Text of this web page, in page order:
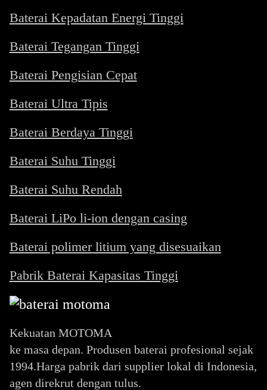
Baterai Kepadatan Energi Tinggi
Baterai Tegangan Tinggi
Baterai Pengisian Cepat
Baterai Ultra Tipis
Baterai Berdaya Tinggi
Baterai Suhu Tinggi
Baterai Suhu Rendah
Baterai LiPo li-ion dengan casing
Baterai polimer litium yang disesuaikan
Pabrik Baterai Kapasitas Tinggi
Kekuatan MOTOMA
ke masa depan. Produsen baterai profesional sejak
1994.Harga pabrik dari supplier lokal di Indonesia,
agen direkrut dengan tulus.